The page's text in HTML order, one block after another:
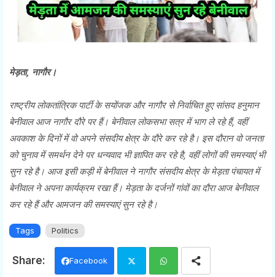
मेड़ता, नागौर।
राष्ट्रीय लोकतांत्रिक पार्टी के सयोंजक और नागौर से निर्वाचित हुए सांसद हनुमान
बेनीवाल आज नागौर दौरे पर हैं। बेनीवाल लोकसभा सत्र में भाग ले रहे हैं, वहीं
अवकाश के दिनों में वो अपने संसदीय क्षेत्र के दौरे कर रहे है। इस दौरान वो जनता
को चुनाव में समर्थन देने पर धन्यवाद भी ज्ञापित कर रहे है, वहीं लोगों की समस्याएं भी
सुन रहे है। आज इसी कड़ी में बेनीवाल ने नागौर संसदीय क्षेत्र के मेड़ता पंचायत में
बेनीवाल ने अपना कार्यक्रम रखा हैं। मेड़ता के दर्जनों गांवों का दौरा आज बेनीवाल
कर रहे हैं और आमजन की समस्याएं सुन रहे है।
Tags Politics
Facebook